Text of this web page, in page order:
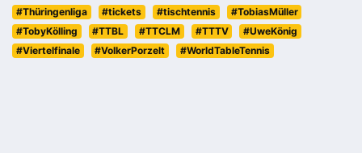
#Thüringenliga
#tickets #tischtennis
#TobiasMüller
#TobyKölling
#TTBL #TTCLM #TTTV
#UweKönig
#Viertelfinale
#VolkerPorzelt #WorldTableTennis